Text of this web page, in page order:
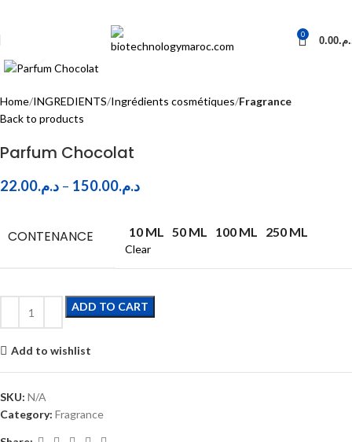
0 0.00
Click to enlarge
Home INGREDIENTS Ingrédients cosmétiques Fragrance
Back to products
Parfum Chocolat
د.م.22.00 – د.م.150.00
CONTENANCE 10 ML 50 ML 100 ML 250 ML
Clear
ADD TO CART
Add to wishlist
SKU: N/A
Category: Fragrance